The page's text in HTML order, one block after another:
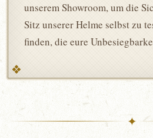
unserem Showroom, um die
Sitz unserer Helme selbst zu
finden, die eure
✦